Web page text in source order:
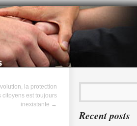
la protection
citoyens est toujours
inexistante →
Recent posts